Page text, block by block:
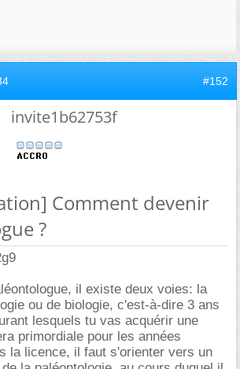
#152
invite1b62753f
Comment devenir
?
il existe deux voies: la
ou de biologie, c'est-à-dire 3 ans
lesquels tu vas acquérir une
primordiale pour les années
la licence, il faut s'orienter vers un